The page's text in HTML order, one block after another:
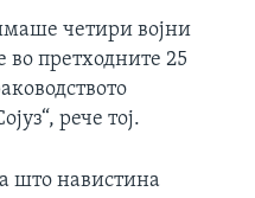
четири војни
претходните 25
рече тој.
што навистина